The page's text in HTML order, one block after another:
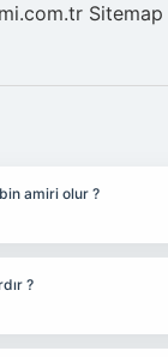
Sitemap
amiri olur ?
?